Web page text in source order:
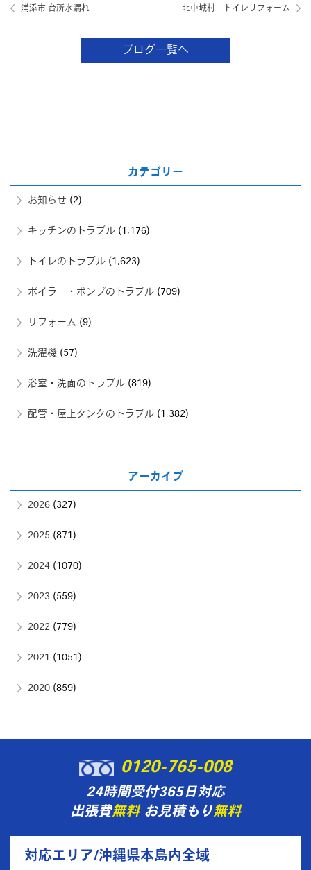
浦添市 台所水漏れ 北中城村 トイレリフォーム
ブログ一覧へ
カテゴリー
お知らせ (2)
キッチンのトラブル (1,176)
トイレのトラブル (1,623)
ボイラー・ポンプのトラブル (709)
リフォーム (9)
洗濯機 (57)
浴室・洗面のトラブル (819)
配管・屋上タンクのトラブル (1,382)
アーカイブ
2026 (327)
2025 (871)
2024 (1070)
2023 (559)
2022 (779)
2021 (1051)
2020 (859)
0120-765-008
24時間受付365日対応
出張費無料お見積もり無料
対応エリア/沖縄県本島内全域